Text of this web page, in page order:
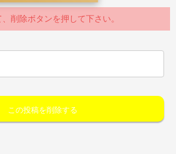
削除ボタンを押して下さい。